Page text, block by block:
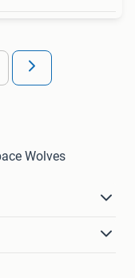
Wolves